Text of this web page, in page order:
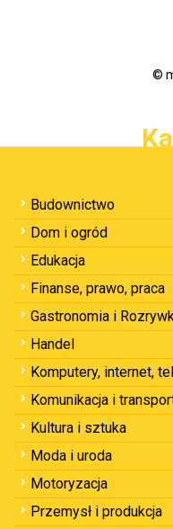
©
Budownictwo
Dom i ogród
Edukacja
Finanse, prawo, praca
Gastronomia i
Handel
Komputery, internet,
Komunikacja i
Kultura i sztuka
Moda i uroda
Motoryzacja
Przemysł i produkcja